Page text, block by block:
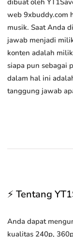
dibuat oleh
web 9xbuddy.com
musik. Saat Anda
jawab menjadi
konten adalah
siapa pun sebagai
dalam hal ini
tanggung jawab
⚡ Tentang
Anda dapat
kualitas 240p,